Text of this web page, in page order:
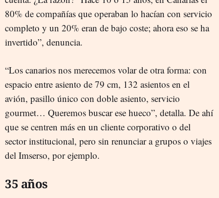
80% de compañías que operaban lo hacían con servicio
completo y un 20% eran de bajo coste; ahora eso se ha
invertido”, denuncia.
“Los canarios nos merecemos volar de otra forma: con
espacio entre asiento de 79 cm, 132 asientos en el
avión, pasillo único con doble asiento, servicio
gourmet… Queremos buscar ese hueco”, detalla. De ahí
que se centren más en un cliente corporativo o del
sector institucional, pero sin renunciar a grupos o viajes
del Imserso, por ejemplo.
35 años